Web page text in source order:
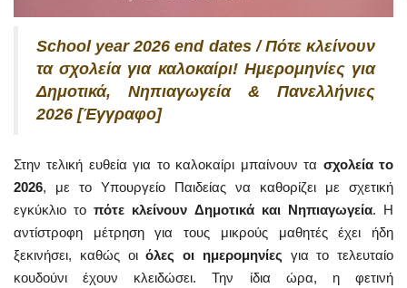
School year 2026 end dates / Πότε κλείνουν
τα σχολεία για καλοκαίρι! Ημερομηνίες για
Δημοτικά, Νηπιαγωγεία & Πανελλήνιες
2026 [Έγγραφο]
Στην τελική ευθεία για το καλοκαίρι μπαίνουν τα σχολεία το
2026, με το Υπουργείο Παιδείας να καθορίζει με σχετική
εγκύκλιο τοπότε κλείνουν Δημοτικά και Νηπιαγωγεία. Η
αντίστροφη μέτρηση για τους μικρούς μαθητές έχει ήδη
ξεκινήσει, καθώς οιόλες οι ημερομηνίες για το τελευταίο
κουδούνι έχουν κλειδώσει. Την ίδια ώρα, η φετινή